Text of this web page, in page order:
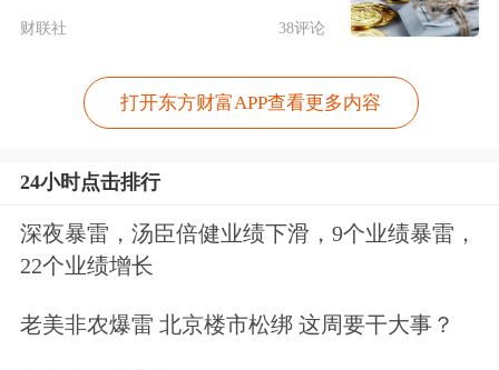
财联社 38评论
打开东方财富APP查看更多内容
24小时点击排行
深夜暴雷，汤臣倍健业绩下滑，9个业绩暴雷，
22个业绩增长
老美非农爆雷 北京楼市松绑 这周要干大事？